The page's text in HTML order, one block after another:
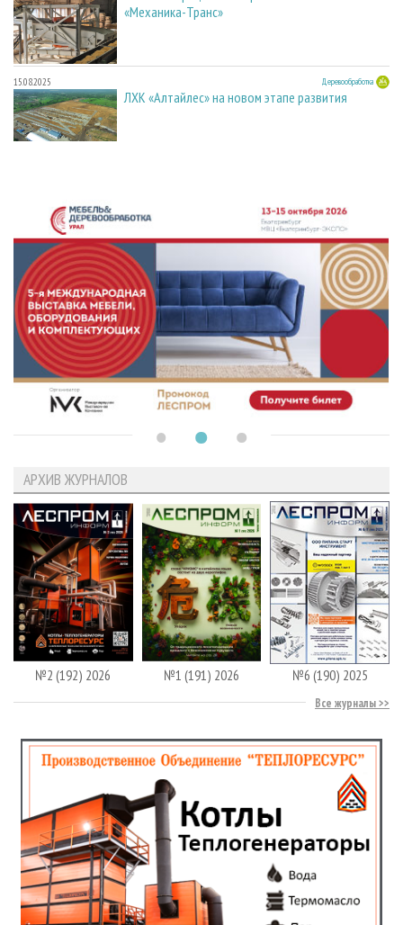
«Механика-Транс»
15.08.2025 Деревообработка
ЛХК «Алтайлес» на новом этапе развития
АРХИВ ЖУРНАЛОВ
№2 (192) 2026 №1 (191) 2026 №6 (190) 2025
Все журналы